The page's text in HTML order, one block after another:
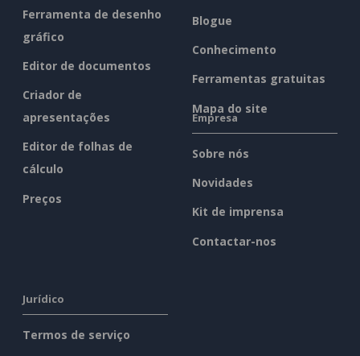
Ferramenta de desenho
gráfico
Editor de documentos
Criador de
apresentações
Editor de folhas de
cálculo
Preços
Blogue
Conhecimento
Ferramentas gratuitas
Mapa do site
Empresa
Sobre nós
Novidades
Kit de imprensa
Contactar-nos
Jurídico
Termos de serviço